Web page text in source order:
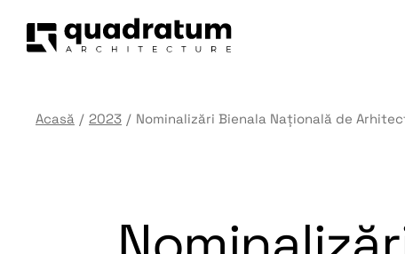
Acasă 2023 Nominalizări Bienala Națională de